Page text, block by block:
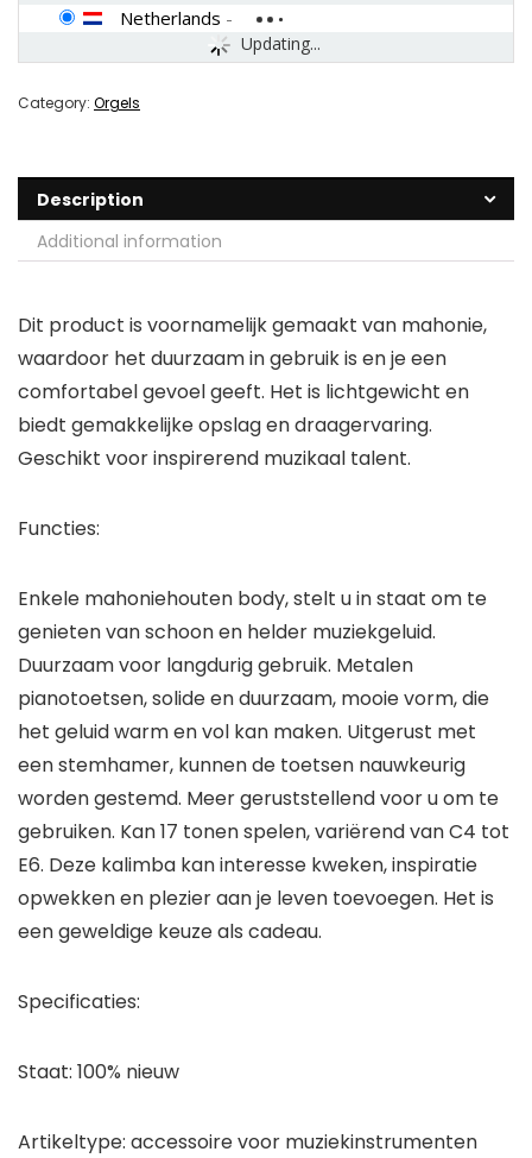
Updating...
Netherlands -
Category: Orgels
Description
Additional information
Dit product is voornamelijk gemaakt van mahonie,
waardoor het duurzaam in gebruik is en je een
comfortabel gevoel geeft. Het is lichtgewicht en
biedt gemakkelijke opslag en draagervaring.
Geschikt voor inspirerend muzikaal talent.
Functies:
Enkele mahoniehouten body, stelt u in staat om te
genieten van schoon en helder muziekgeluid.
Duurzaam voor langdurig gebruik. Metalen
pianotoetsen, solide en duurzaam, mooie vorm, die
het geluid warm en vol kan maken. Uitgerust met
een stemhamer, kunnen de toetsen nauwkeurig
worden gestemd. Meer geruststellend voor u om te
gebruiken. Kan 17 tonen spelen, variërend van C4 tot
E6. Deze kalimba kan interesse kweken, inspiratie
opwekken en plezier aan je leven toevoegen. Het is
een geweldige keuze als cadeau.
Specificaties:
Staat: 100% nieuw
Artikeltype: accessoire voor muziekinstrumenten